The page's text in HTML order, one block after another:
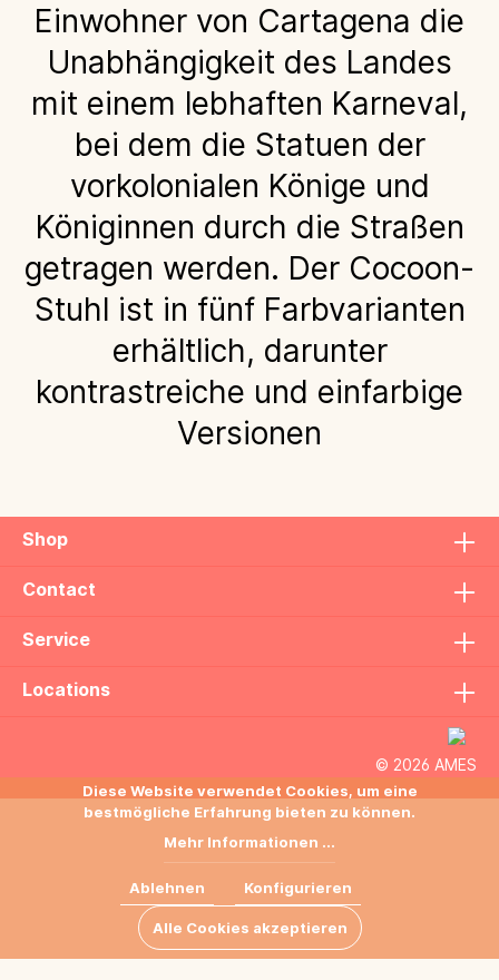
Einwohner von Cartagena die
Unabhängigkeit des Landes
mit einem lebhaften Karneval,
bei dem die Statuen der
vorkolonialen Könige und
Königinnen durch die Straßen
getragen werden. Der Cocoon-
Stuhl ist in fünf Farbvarianten
erhältlich, darunter
kontrastreiche und einfarbige
Versionen
Shop
Contact
Service
Locations
© 2026 AMES
Diese Website verwendet Cookies, um eine
bestmögliche Erfahrung bieten zu können.
Mehr Informationen ...
Ablehnen Konfigurieren
Alle Cookies akzeptieren